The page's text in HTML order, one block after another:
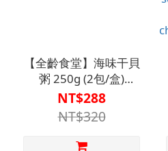
【全齡食堂】海味干貝
粥 250g (2包/盒)
【N1HF00003330000】
NT$288
NT$320